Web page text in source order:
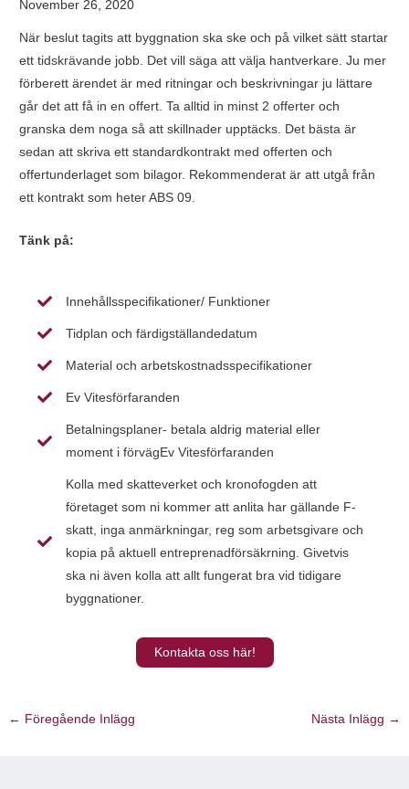
November 26, 2020
När beslut tagits att byggnation ska ske och på vilket sätt startar
ett tidskrävande jobb. Det vill säga att välja hantverkare. Ju mer
förberett ärendet är med ritningar och beskrivningar ju lättare
går det att få in en offert. Ta alltid in minst 2 offerter och
granska dem noga så att skillnader upptäcks. Det bästa är
sedan att skriva ett standardkontrakt med offerten och
offertunderlaget som bilagor. Rekommenderat är att utgå från
ett kontrakt som heter ABS 09.
Tänk på:
Innehållsspecifikationer/ Funktioner
Tidplan och färdigställandedatum
Material och arbetskostnadsspecifikationer
Ev Vitesförfaranden
Betalningsplaner- betala aldrig material eller
moment i förvägEv Vitesförfaranden
Kolla med skatteverket och kronofogden att
företaget som ni kommer att anlita har gällande F-
skatt, inga anmärkningar, reg som arbetsgivare och
kopia på aktuell entreprenadförsäkrning. Givetvis
ska ni även kolla att allt fungerat bra vid tidigare
byggnationer.
Kontakta oss här!
← Föregående Inlägg Nästa Inlägg →